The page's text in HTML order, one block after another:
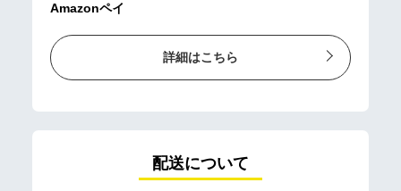
Amazonペイ
詳細はこちら
配送について